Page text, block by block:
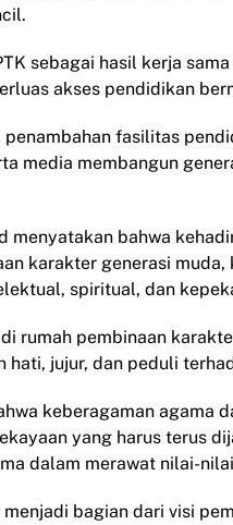
sebagai hasil kerja
akses pendidikan
penambahan fasilitas
media membangun
menyatakan bahwa
karakter generasi muda,
spiritual, dan
rumah pembinaan
hati, jujur, dan peduli
keberagaman agama
yang harus terus
dalam merawat nilai-
bagian dari visi